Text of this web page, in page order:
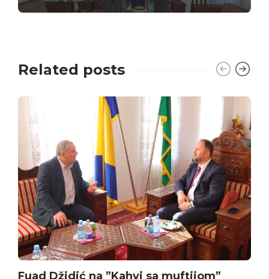
Related posts
Fuad Džidić na ”Kahvi sa muftijom”